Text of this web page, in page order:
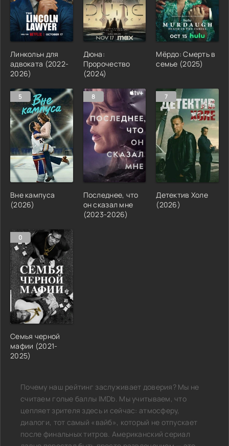
Линкольн для
адвоката (2022-
2026)
Дюна:
Пророчество
(2024)
Мёрдо: Смерть в
семье (2025)
5
Вне кампуса
(2026)
8
Последнее, что
он сказал мне
(2023-2026)
7
Детектив Холе
(2026)
0
Семья черной
мафии (2021-
2025)
Почему наш рейтинг заслуживает доверия? Мы не
считаем голые баллы IMDb. Мы учитываем, что
цепляет зрителя здесь и сейчас: атмосферу,
диалоги, тот самый «вайб», который не отпускает
после финальных титров. Американский сериал